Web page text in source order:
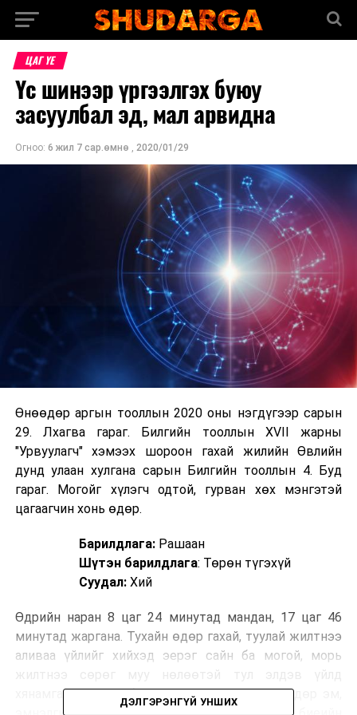
ЦАГ ҮЕ
Үс шинээр үргээлгэх буюу
засуулбал эд, мал арвидна
Огноо: 6 жил 7 сар.өмнө , 2020/01/29
Өнөөдөр аргын тооллын 2020 оны нэгдүгээр сарын
29. Лхагва гараг. Билгийн тооллын XVII жарны
"Урвуулагч" хэмээх шороон гахай жилийн Өвлийн
дунд улаан хулгана сарын Билгийн тооллын 4. Буд
гараг. Могойг хүлэгч одтой, гурван хөх мэнгэтэй
цагаагчин хонь өдөр.
Барилдлага: Рашаан
Шүтэн барилдлага: Төрөн түгэхүй
Суудал: Хий
Өдрийн наран 8 цаг 24 минутад мандан, 17 цаг 46
минутад жаргана. Тухайн өдөр гахай, туулай жилтнээ
аливаа үйлийг хийхэд эерэг сайн ба могой, морь
хянамгай хандаж, биеэ энхрийлүүштэй. Эл өдөр эм,
ДЭЛГЭРЭНГҮЙ УНШИХ